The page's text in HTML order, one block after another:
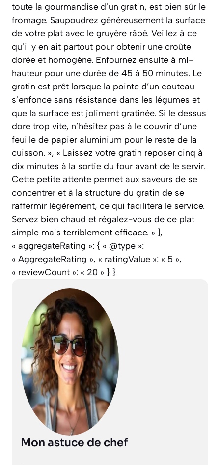
toute la gourmandise d’un gratin, est bien sûr le
fromage. Saupoudrez généreusement la surface
de votre plat avec le gruyère râpé. Veillez à ce
qu’il y en ait partout pour obtenir une croûte
dorée et homogène. Enfournez ensuite à mi-
hauteur pour une durée de 45 à 50 minutes. Le
gratin est prêt lorsque la pointe d’un couteau
s’enfonce sans résistance dans les légumes et
que la surface est joliment gratinée. Si le dessus
dore trop vite, n’hésitez pas à le couvrir d’une
feuille de papier aluminium pour le reste de la
cuisson. », « Laissez votre gratin reposer cinq à
dix minutes à la sortie du four avant de le servir.
Cette petite attente permet aux saveurs de se
concentrer et à la structure du gratin de se
raffermir légèrement, ce qui facilitera le service.
Servez bien chaud et régalez-vous de ce plat
simple mais terriblement efficace. » ],
« aggregateRating »: { « @type »:
« AggregateRating », « ratingValue »: « 5 »,
« reviewCount »: « 20 » } }
Mon astuce de chef